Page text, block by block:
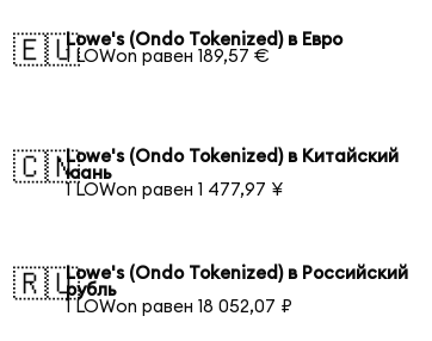
🇪🇺Lowe's (Ondo Tokenized) в Евро
1 LOWon равен 189,57 €
🇨🇳Lowe's (Ondo Tokenized) в Китайский
юань
1 LOWon равен 1 477,97 ¥
🇷🇺Lowe's (Ondo Tokenized) в Российский
рубль
1 LOWon равен 18 052,07 ₽